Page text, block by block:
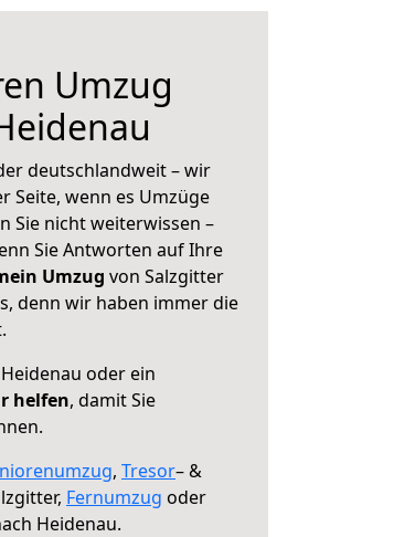
Umzug
deutschlandweit – wir
Seite, wenn es Umzüge
Sie nicht weiterwissen –
Sie Antworten auf Ihre
Umzug von Salzgitter
denn wir haben immer die
oder ein
helfen, damit Sie
, Tresor– &
Fernumzug oder
Heidenau.